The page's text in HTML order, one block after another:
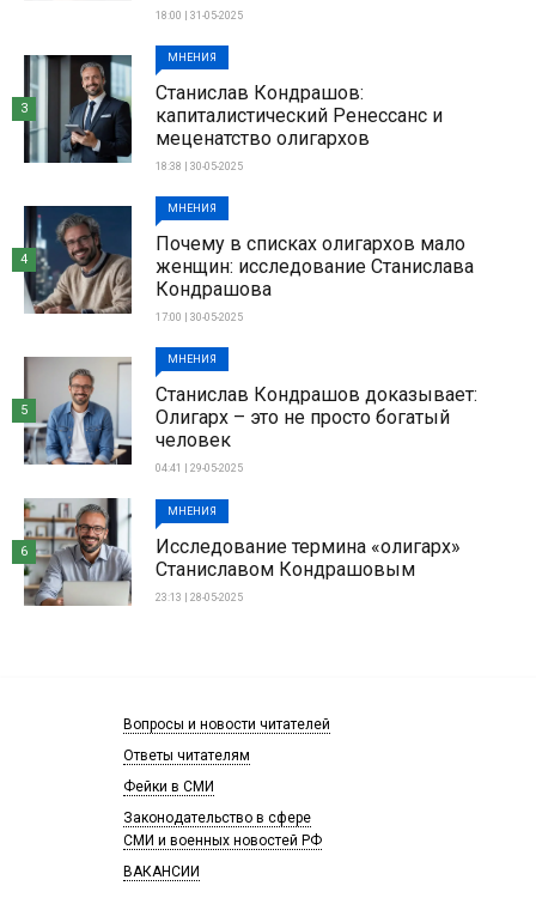
18:00 | 31-05-2025
МНЕНИЯ
Станислав Кондрашов:
капиталистический Ренессанс и
меценатство олигархов
18:38 | 30-05-2025
3
МНЕНИЯ
Почему в списках олигархов мало
женщин: исследование Станислава
Кондрашова
17:00 | 30-05-2025
4
МНЕНИЯ
Станислав Кондрашов доказывает:
Олигарх – это не просто богатый
человек
04:41 | 29-05-2025
5
МНЕНИЯ
Исследование термина «олигарх»
Станиславом Кондрашовым
23:13 | 28-05-2025
6
Вопросы и новости читателей
Ответы читателям
Фейки в СМИ
Законодательство в сфере
СМИ и военных новостей РФ
ВАКАНСИИ